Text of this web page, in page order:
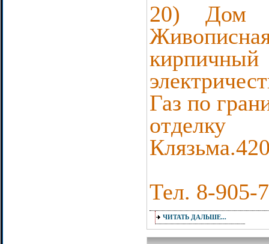
20) Дом
Газ по
Тел. 8-905-
ЧИТАТЬ ДАЛЬШЕ...